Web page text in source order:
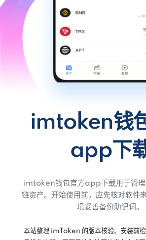
imtoken钱
app下
imtoken钱包官方app下载用于管理
链资产。开始使用前，应先核对软件
境妥善备份助记词。
本站整理 imToken 的版本核验、安装前